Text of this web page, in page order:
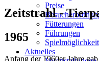
Preise
Fütterungen
Führungen
Aktuelles
Zeitstrahl -
1965
Anfang der 1960er Jahre